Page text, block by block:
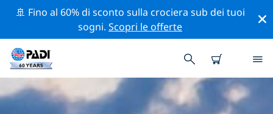
🚢 Fino al 60% di sconto sulla crociera sub dei tuoi
sogni.Scopri le offerte